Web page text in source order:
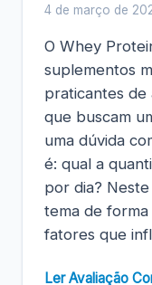
4 de março de
O Whey
suplementos
praticantes de
que buscam
uma dúvida
é: qual a
por dia?
tema de
fatores que
Ler Avaliação